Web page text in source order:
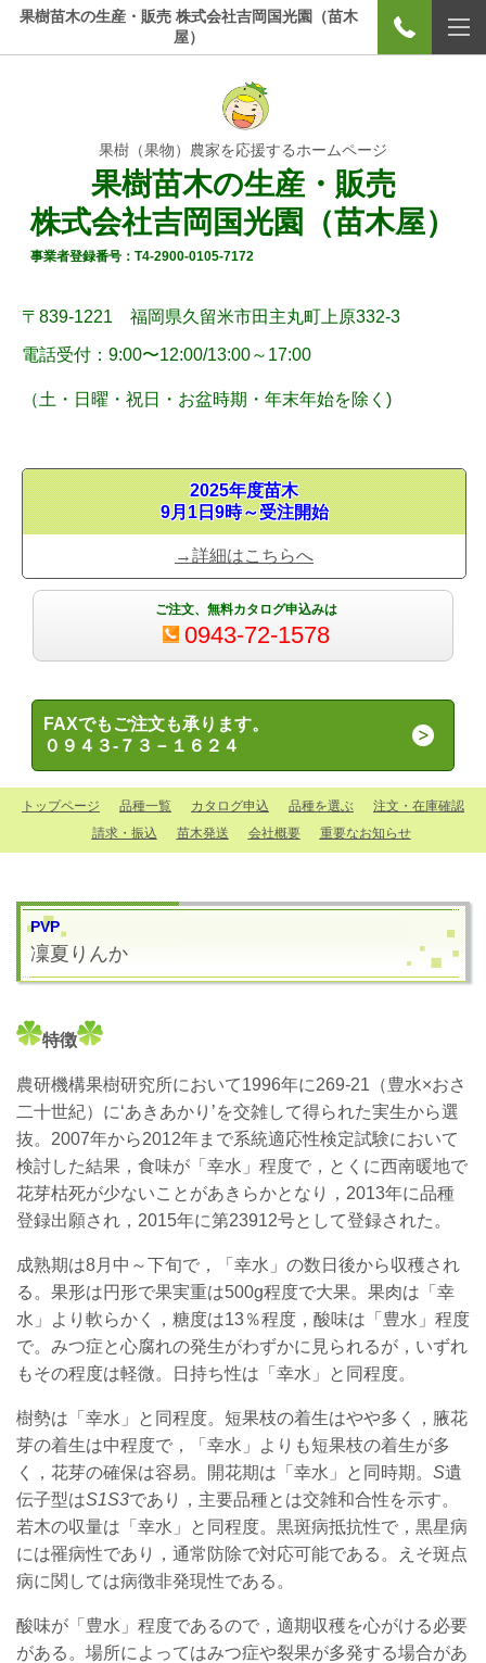
果樹苗木の生産・販売 株式会社吉岡国光園（苗木
屋）
果樹（果物）農家を応援するホームページ
果樹苗木の生産・販売
株式会社吉岡国光園（苗木屋）
事業者登録番号：T4-2900-0105-7172
〒839-1221 福岡県久留米市田主丸町上原332-3
電話受付：9:00〜12:00/13:00～17:00
（土・ 日曜 ・祝日・お盆時期・年末年始を除く)
2025年度苗木
9月1日9時～受注開始
→詳細はこちらへ
ご注文、無料カタログ申込みは
0943-72-1578
FAXでもご注文も承ります。
０９４３-７３－１６２４
トップページ 品種一覧 カタログ申込 品種を選ぶ
注文・在庫確認
請求・振込
苗木発送 会社概要 重要なお知らせ
PVP
凜夏 りんか
特徴
農研機構果樹研究所において1996年に269-21（豊水×おさ
二十世紀）に‘あきあかり’を交雑して得られた実生から選
抜。2007年から2012年まで系統適応性検定試験において
検討した結果，食味が「幸水」程度で，とくに西南暖地で
花芽枯死が少ないことがあきらかとなり，2013年に品種
登録出願され，2015年に第23912号として登録された。
成熟期は8月中～下旬で，「幸水」の数日後から収穫され
る。果形は円形で果実重は500g程度で大果。果肉は「幸
水」より軟らかく，糖度は13％程度，酸味は「豊水」程度
で。みつ症と心腐れの発生がわずかに見られるが，いずれ
もその程度は軽微。日持ち性は「幸水」と同程度。
樹勢は「幸水」と同程度。短果枝の着生はやや多く，腋花
芽の着生は中程度で，「幸水」よりも短果枝の着生が多
く，花芽の確保は容易。開花期は「幸水」と同時期。 S遺
伝子型はS1S3であり，主要品種とは交雑和合性を示す。
若木の収量は「幸水」と同程度。黒斑病抵抗性で，黒星病
には罹病性であり，通常防除で対応可能である。えそ斑点
病に関しては病徴非発現性である。
酸味が「豊水」程度であるので，適期収穫を心がける必要
がある。場所によってはみつ症や裂果が多発する場合があ